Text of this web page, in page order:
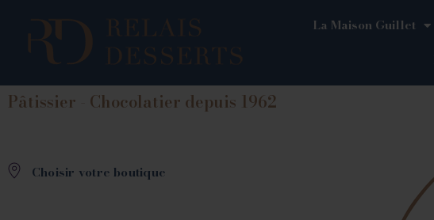
La Maison Guillet
Pâtissier - Chocolatier depuis 1962
Choisir votre boutique